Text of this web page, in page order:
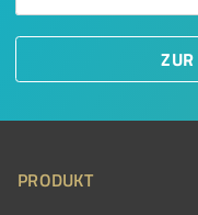
PRODUKT